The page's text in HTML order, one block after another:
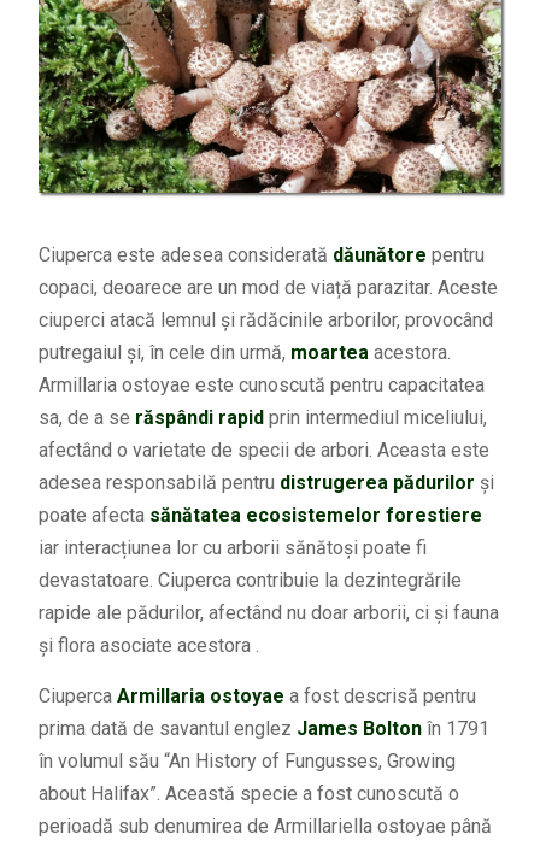
Ciuperca este adesea considerată dăunătore pentru
copaci, deoarece are un mod de viață parazitar. Aceste
ciuperci atacă lemnul și rădăcinile arborilor, provocând
putregaiul și, în cele din urmă, moartea acestora.
Armillaria ostoyae este cunoscută pentru capacitatea
sa, de a se răspândi rapid prin intermediul miceliului,
afectând o varietate de specii de arbori. Aceasta este
adesea responsabilă pentru distrugerea pădurilor și
poate afectasănătatea ecosistemelor forestiere
iar interacțiunea lor cu arborii sănătoși poate fi
devastatoare. Ciuperca contribuie la dezintegrările
rapide ale pădurilor, afectând nu doar arborii, ci și fauna
și flora asociate acestora .
CiupercaArmillaria ostoyae a fost descrisă pentru
prima dată de savantul englez James Boltonîn 1791
în volumul său “An History of Fungusses, Growing
about Halifax”. Această specie a fost cunoscută o
perioadă sub denumirea de Armillariella ostoyae până